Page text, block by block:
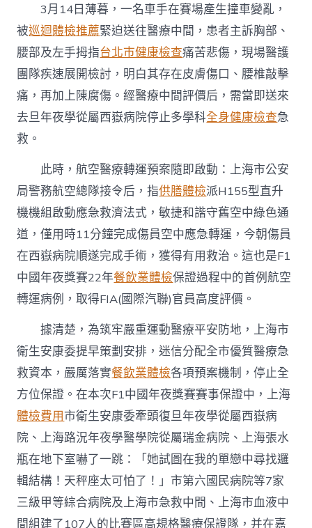
體
檢
32;F1
賽
場
演
出
極
速
中
3月14日薄暮，一名車手在賽場產生撞車變亂，
被巡迴體檢推薦緊迫送往醫療中間，患者主訴胸部、
腰部及左手拇指台北巿健康檢查痛苦悲傷，現場醫護
團隊疾速展開檢討，明白其存在皮膚傷口、腰椎敲擊
痛，再加上陳腐傷。經醫療中間評價后，需當即送來
去旦年夜學從屬西嶽病院停止多學科全身健康檢查急
救。
此時，航空醫療轉運預案隨即啟動：上海市公安
局警務航空總隊接令后，指供膳體檢派H155型直升
機機組啟動應急救濟法式，敏捷和諧守舊空中綠色通
道，僅用時11分鐘完成傷員空中應急轉運，今朝傷員
在西嶽病院順遂完成手術，獲得有用救治。這也是F1
中國年夜獎賽22年餐飲業體檢保證過程中的首例航空
轉運病例，取得FIA(國際汽聯)官員高度評價。
據清楚，為筑牢嚴重運動醫療平安防地，上海市
衛生安康委提早策劃安排，迷信分配全市優質醫療急
救資本，嚴厲落實餐飲業體檢各項預案機制，停止全
方位保證。在本次F1中國年夜獎賽賽事保證中，上海
體檢費用市衛生安康委牽頭復旦年夜學從屬西嶽病
院、上海路況年夜學醫學院從屬瑞金病院、上海張水
瓶在地下室嚇了一跳：「她試圖在我的單戀中尋找邏
輯結構！天秤座太可怕了！」市第六國民病院等7家
三級甲等綜合病院及上海市急救中間、上海市血液中
間組建了107人的比賽區高規格醫療保證隊，并在嘉